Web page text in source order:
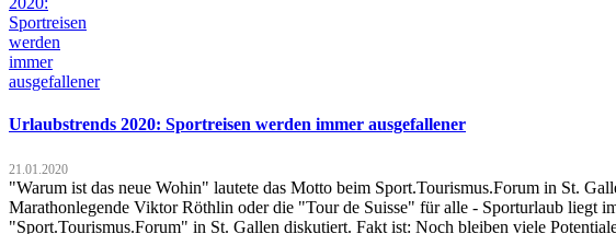
Urlaubstrends 2020: Sportreisen werden immer ausgefallener
21.01.2020
"Warum ist das neue Wohin" lautete das Motto beim Sport.Tourismus.Forum in St.
Marathonlegende Viktor Röthlin oder die "Tour de Suisse" für alle - Sporturlaub liegt
"Sport.Tourismus.Forum" in St. Gallen diskutiert. Fakt ist: Noch bleiben viele